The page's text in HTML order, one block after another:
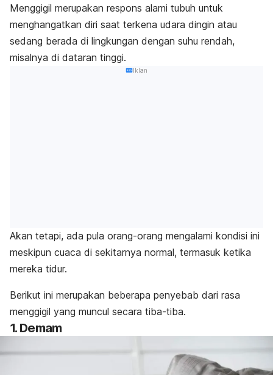
Menggigil merupakan respons alami tubuh untuk
menghangatkan diri saat terkena udara dingin atau
sedang berada di lingkungan dengan suhu rendah,
misalnya di dataran tinggi.
Iklan
Akan tetapi, ada pula orang-orang mengalami kondisi ini
meskipun cuaca di sekitarnya normal, termasuk ketika
mereka tidur.
Berikut ini merupakan beberapa penyebab dari rasa
menggigil yang muncul secara tiba-tiba.
1. Demam